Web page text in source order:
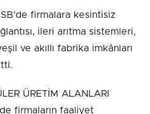
firmalara kesintisiz
ileri arıtma sistemleri,
ve akıllı fabrika imkânları
ÜRETİM ALANLARI
firmaların faaliyet